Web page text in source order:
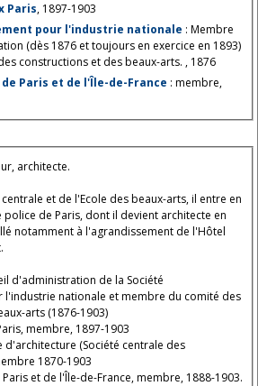
Paris, 1897-1903
pour l'industrie nationale : Membre
(dès 1876 et toujours en exercice en 1893)
constructions et des beaux-arts. , 1876
Paris et de l'Île-de-France : membre,
architecte.
et de l'Ecole des beaux-arts, il entre en
police de Paris, dont il devient architecte en
notamment à l'agrandissement de l'Hôtel
d'administration de la Société
l'industrie nationale et membre du comité des
arts (1876-1903)
membre, 1897-1903
(Société centrale des
1870-1903
et de l'Île-de-France, membre, 1888-1903.